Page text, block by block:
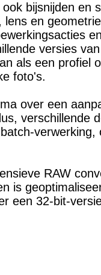
bijsnijden en
en
versies
als een profiel
foto's.
over een
verschillende
verwerking,
RAW
is
een 32-bit-